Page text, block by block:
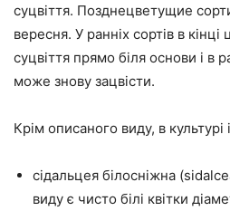
суцвіття. Позднецветущие
вересня. У ранніх сортів в кінці
суцвіття прямо біля основи і в
може знову зацвісти.
Крім описаного виду, в культурі
сідальцея білосніжна
виду є чисто білі квітки